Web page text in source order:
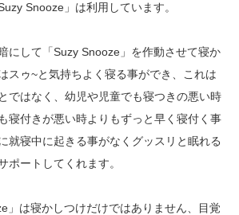
Snooze」は利用しています。
にして「Suzy Snooze」を作動させて寝か
スゥ~と気持ちよく寝る事ができ、これは
ではなく、幼児や児童でも寝つきの悪い時
寝付きが悪い時よりもずっと早く寝付く事
就寝中に起きる事がなくグッスリと眠れる
ポートしてくれます。
」は寝かしつけだけではありません、目覚